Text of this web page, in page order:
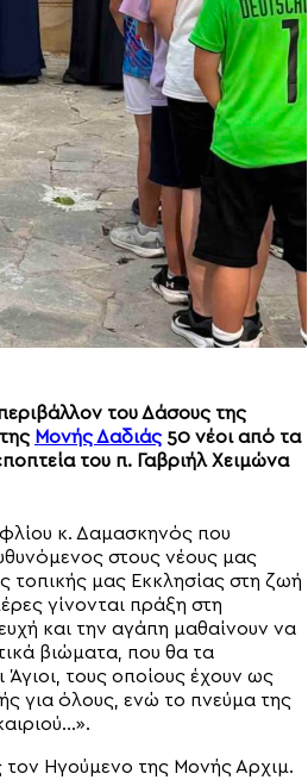
του Δάσους της
Μονής Δαδιάς 50 νέοι από τα
του π. Γαβριήλ Χειμώνα
κ. Δαμασκηνός που
στους νέους μας
τοπικής μας Εκκλησίας στη ζωή
γίνονται πράξη στη
και την αγάπη μαθαίνουν να
βιώματα, που θα τα
τους οποίους έχουν ως
για όλους, ενώ το πνεύμα της
τον Ηγούμενο της Μονής Αρχιμ.
Σωτήρος
Μεταμορφώσεως του
Σωτήρος στη Μονή Σινά